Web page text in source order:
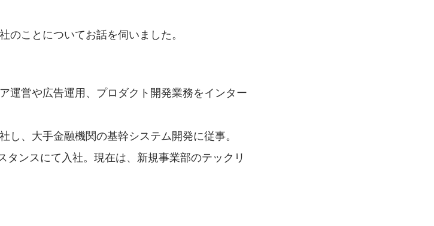
ことについてお話を伺いました。
運営や広告運用、プロダクト開発業務をインター
、大手金融機関の基幹システム開発に従事。
ンスにて入社。現在は、新規事業部のテックリ